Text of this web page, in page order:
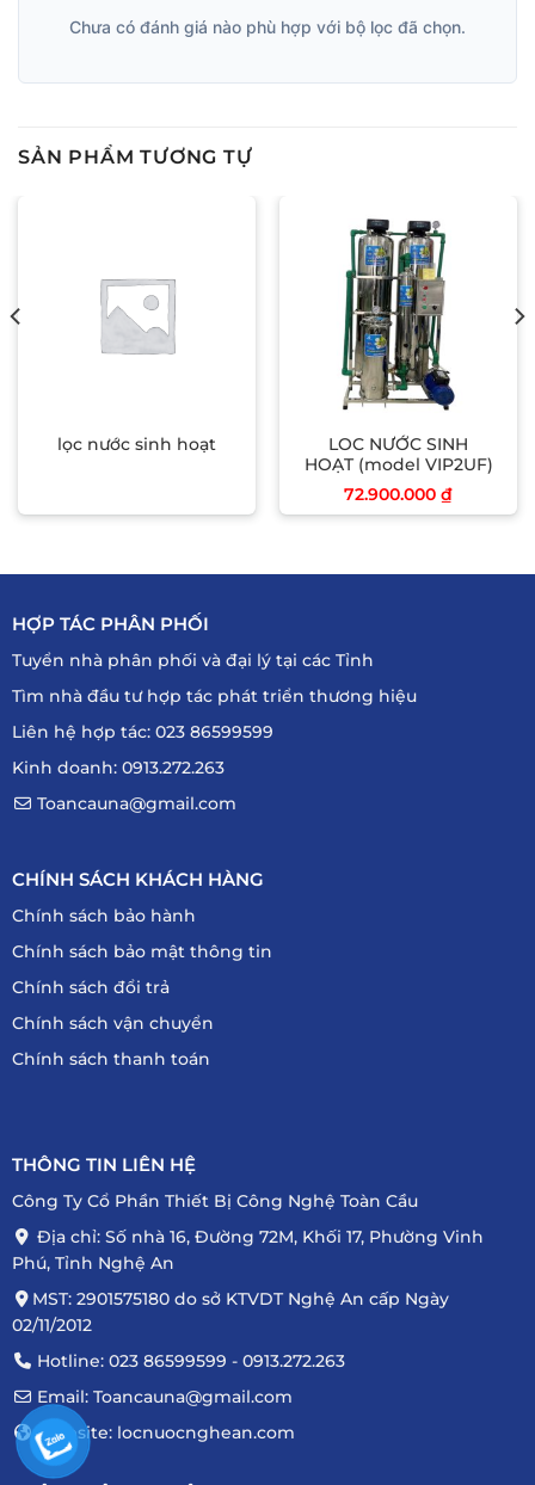
Chưa có đánh giá nào phù hợp với bộ lọc đã chọn.
SẢN PHẨM TƯƠNG TỰ
lọc nước sinh hoạt
LOC NƯỚC SINH
HOẠT (model VIP2UF)
72.900.000 ₫
HỢP TÁC PHÂN PHỐI
Tuyển nhà phân phối và đại lý tại các Tỉnh
Tìm nhà đầu tư hợp tác phát triển thương hiệu
Liên hệ hợp tác: 023 86599599
Kinh doanh: 0913.272.263
Toancauna@gmail.com
CHÍNH SÁCH KHÁCH HÀNG
Chính sách bảo hành
Chính sách bảo mật thông tin
Chính sách đổi trả
Chính sách vận chuyển
Chính sách thanh toán
THÔNG TIN LIÊN HỆ
Công Ty Cổ Phần Thiết Bị Công Nghệ Toàn Cầu
Địa chỉ: Số nhà 16, Đường 72M, Khối 17, Phường Vinh
Phú, Tỉnh Nghệ An
MST: 2901575180 do sở KTVDT Nghệ An cấp Ngày
02/11/2012
Hotline: 023 86599599 - 0913.272.263
Email: Toancauna@gmail.com
Website: locnuocnghean.com